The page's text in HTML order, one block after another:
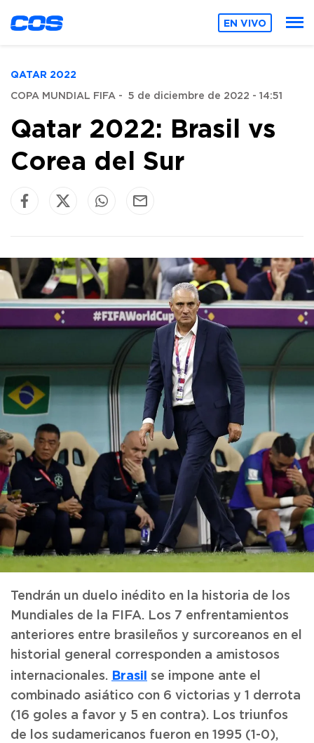
EN VIVO
QATAR 2022
COPA MUNDIAL FIFA - 5 de diciembre de 2022 - 14:51
Qatar 2022: Brasil vs
Corea del Sur
Tendrán un duelo inédito en la historia de los
Mundiales de la FIFA. Los 7 enfrentamientos
anteriores entre brasileños y surcoreanos en el
historial general corresponden a amistosos
internacionales. Brasil se impone ante el
combinado asiático con 6 victorias y 1 derrota
(16 goles a favor y 5 en contra). Los triunfos
de los sudamericanos fueron en 1995 (1-0),